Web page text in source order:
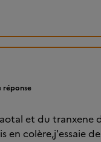
réponse
et du tranxene
en colère,j'essaie